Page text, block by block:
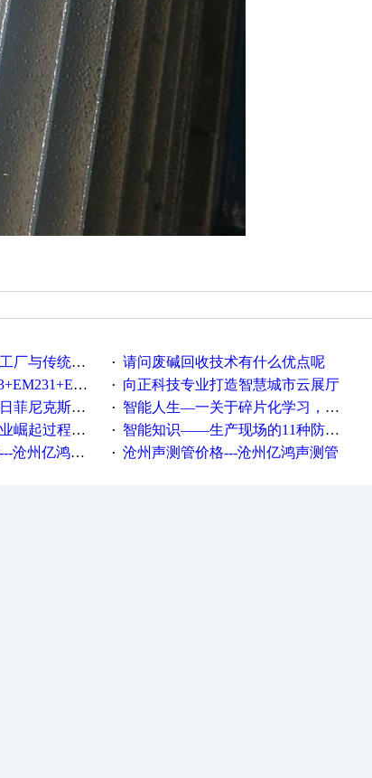
差别体现在哪里？ · 请问废碱回收技术有什么优点呢
怎么用以太网通讯？ · 向正科技专业打造智慧城市云展厅
在线研讨会即得 · 智能人生—一关于碎片化学习，看这一篇就够了！
提的10个关键词 · 智能知识——生产现场的11种防错！(1)
亿鸿声测管 · 沧州声测管价格---沧州亿鸿声测管​